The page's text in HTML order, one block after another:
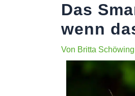
Das
wenn
Von Britta Schöwing